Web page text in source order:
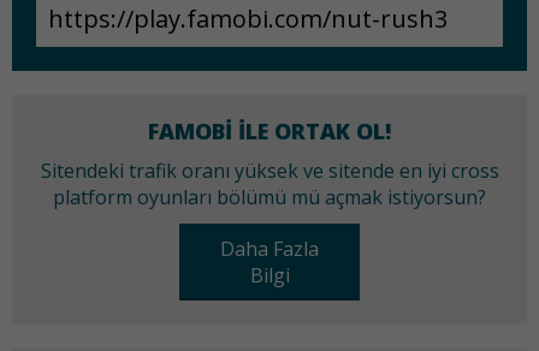
FAMOBI ILE ORTAK OL!
Sitendeki trafik oranı yüksek ve sitende en iyi cross
platform oyunları bölümü mü açmak istiyorsun?
Daha Fazla
Bilgi